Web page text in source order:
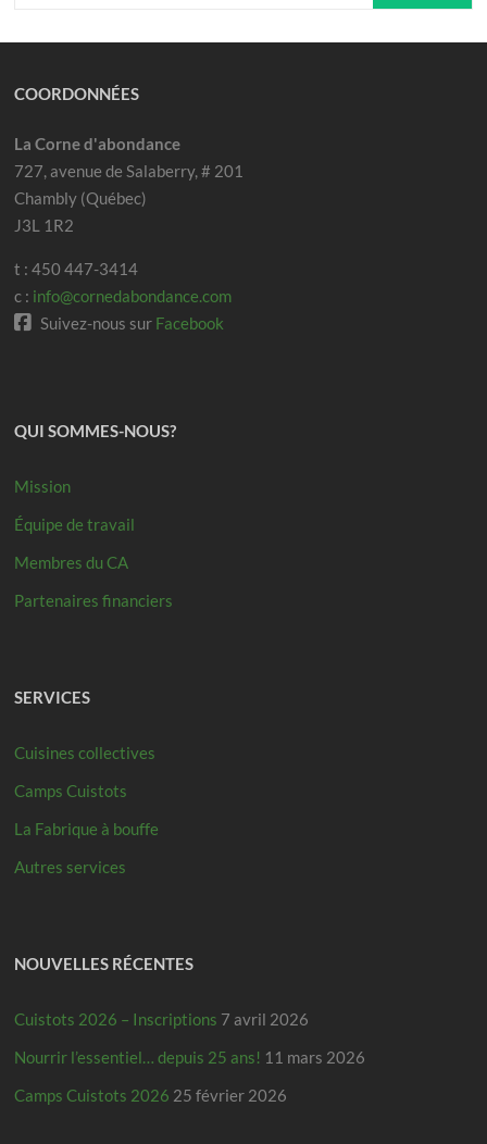
COORDONNÉES
La Corne d'abondance
727, avenue de Salaberry, # 201
Chambly (Québec)
J3L 1R2
t : 450 447-3414
c : info@cornedabondance.com
Suivez-nous sur Facebook
QUI SOMMES-NOUS?
Mission
Équipe de travail
Membres du CA
Partenaires financiers
SERVICES
Cuisines collectives
Camps Cuistots
La Fabrique à bouffe
Autres services
NOUVELLES RÉCENTES
Cuistots 2026 – Inscriptions 7 avril 2026
Nourrir l’essentiel… depuis 25 ans! 11 mars 2026
Camps Cuistots 2026 25 février 2026